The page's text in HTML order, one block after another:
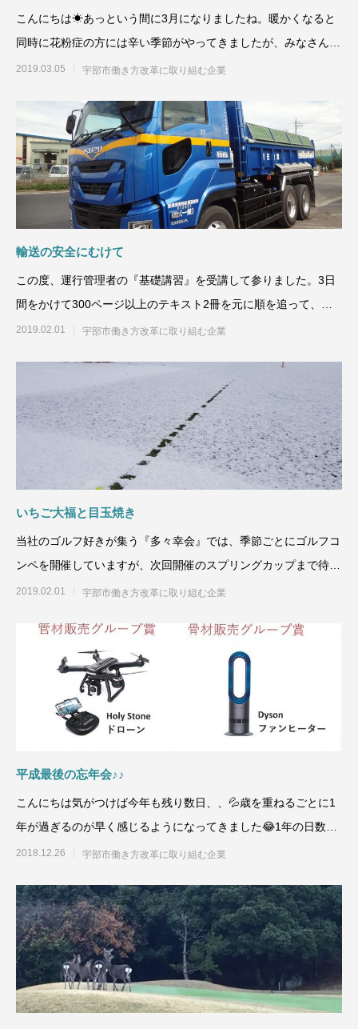
こんにちは☀あっという間に3月になりましたね。暖かくなると
同時に花粉症の方には辛い季節がやってきましたが、みなさん体
調はいかがで
2019.03.05 宇部市働き方改革に取り組む企業
輸送の安全にむけて
この度、運行管理者の『基礎講習』を受講して参りました。3日
間をかけて300ページ以上のテキスト2冊を元に順を追って、輸
送の安全を確保
2019.02.01 宇部市働き方改革に取り組む企業
いちご大福と目玉焼き
当社のゴルフ好きが集う『多々幸会』では、季節ごとにゴルフコ
ンペを開催していますが、次回開催のスプリングカップまで待て
ないメンバー達が
2019.02.01 宇部市働き方改革に取り組む企業
平成最後の忘年会♪♪
こんにちは気がつけば今年も残り数日、、💦歳を重ねるごとに1
年が過ぎるのが早く感じるようになってきました😂1年の日数は
変わらな
2018.12.26 宇部市働き方改革に取り組む企業